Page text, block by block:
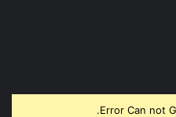
Error Can not